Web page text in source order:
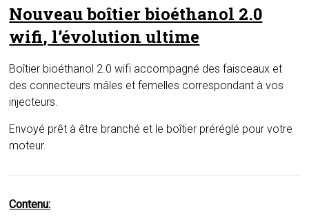
moteur
Nouveau boîtier bioéthanol 2.0
wifi, l’évolution ultime
Boîtier bioéthanol 2.0 wifi accompagné des faisceaux et
des connecteurs mâles et femelles correspondant à vos
injecteurs.
Envoyé prêt à être branché et le boîtier préréglé pour votre
moteur.
Contenu: